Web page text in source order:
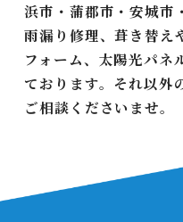
浜市・蒲郡市・安城市
雨漏り修理、葺き替え
フォーム、太陽光パネ
ております。それ以外
ご相談くださいませ。